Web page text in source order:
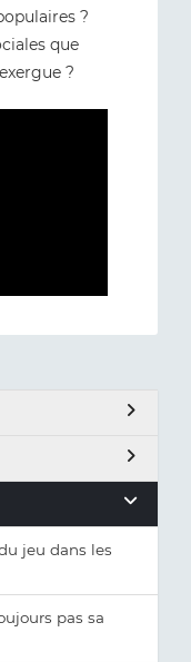
?
que
?
jeu dans les
pas sa